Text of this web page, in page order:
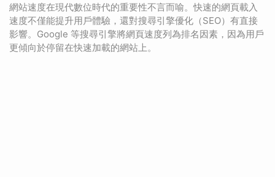
網站速度在現代數位時代的重要性不言而喻。快速的網頁載入
速度不僅能提升用戶體驗，還對搜尋引擎優化（SEO）有直接
影響。Google 等搜尋引擎將網頁速度列為排名因素，因為用戶
更傾向於停留在快速加載的網站上。